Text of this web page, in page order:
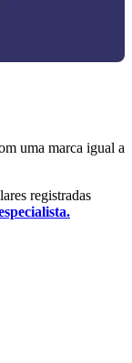
uma marca igual a
registradas